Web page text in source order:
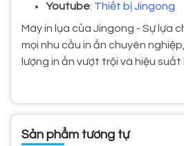
Youtube: Thiết bị Jingong
Máy in lụa của Jingong - Sự lựa
mọi nhu cầu in ấn chuyên
lượng in ấn vượt trội và hiệu suất
Sản phẩm tương tự